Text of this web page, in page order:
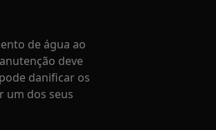
de água ao
deve
danificar os
um dos seus